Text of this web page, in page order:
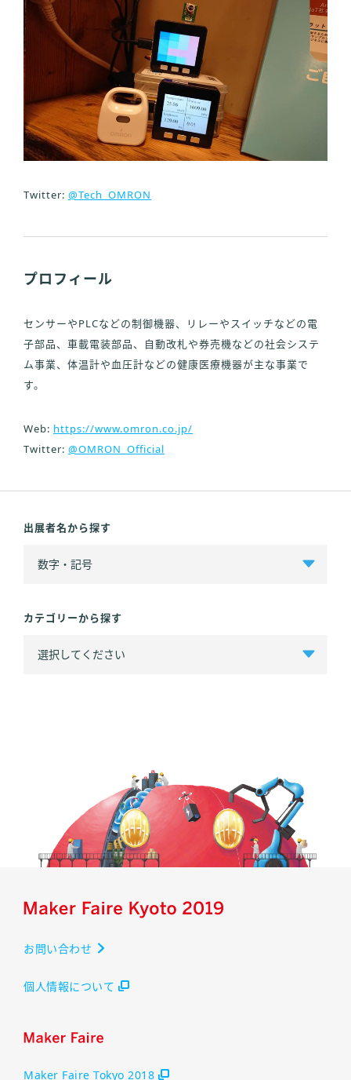
Twitter: @Tech_OMRON
プロフィール
センサーやPLCなどの制御機器、リレーやスイッチなどの電
子部品、車載電装部品、自動改札や券売機などの社会システ
ム事業、体温計や血圧計などの健康医療機器が主な事業で
す。
Web: https://www.omron.co.jp/
Twitter: @OMRON_Official
出展者名から探す
カテゴリーから探す
お問い合わせ
個人情報について
Maker Faire Tokyo 2018